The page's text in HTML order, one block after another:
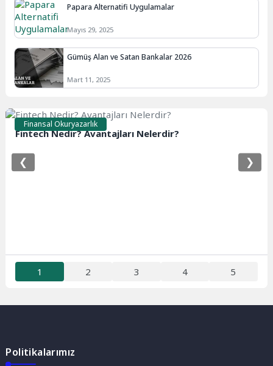
Papara Alternatifi Uygulamalar
Mayıs 29, 2025
Gümüş Alan ve Satan Bankalar 2026
Mart 11, 2025
Finansal Okuryazarlık
Fintech Nedir? Avantajları Nelerdir?
❮ ❯
1 2 3 4 5
Politikalarımız